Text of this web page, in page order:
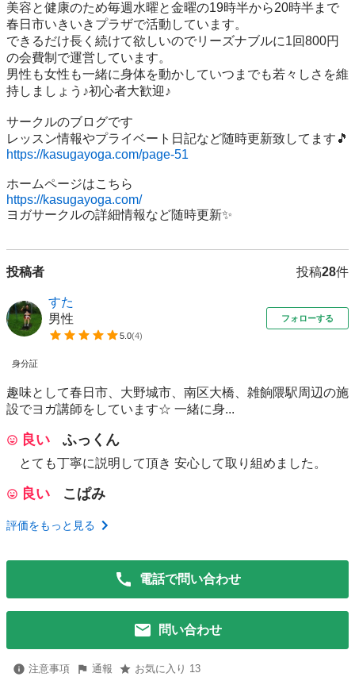
美容と健康のため毎週水曜と金曜の19時半から20時半まで
春日市いきいきプラザで活動しています。
できるだけ長く続けて欲しいのでリーズナブルに1回800円
の会費制で運営しています。
男性も女性も一緒に身体を動かしていつまでも若々しさを維
持しましょう♪初心者大歓迎♪
サークルのブログです
https://kasugayoga.com/page-51
https://kasugayoga.com/
ヨガサークルの詳細情報など随時更新✨
投稿者 投稿28件
すた
男性
5.0(4)
フォローする
身分証
趣味として春日市、大野城市、南区大橋、雑餉隈駅周辺の施
設でヨガ講師をしています☆ 一緒に身...
良い ふっくん
とても丁寧に説明して頂き 安心して取り組めました。
良い こぱみ
評価をもっと見る
電話で問い合わせ
問い合わせ
注意事項 通報 お気に入り 13